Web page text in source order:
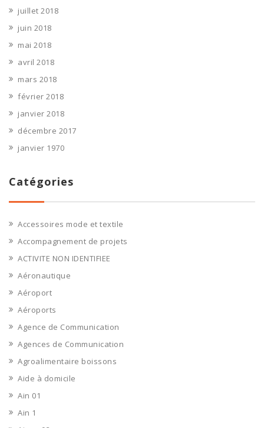
juillet 2018
juin 2018
mai 2018
avril 2018
mars 2018
février 2018
janvier 2018
décembre 2017
janvier 1970
Catégories
Accessoires mode et textile
Accompagnement de projets
ACTIVITE NON IDENTIFIEE
Aéronautique
Aéroport
Aéroports
Agence de Communication
Agences de Communication
Agroalimentaire boissons
Aide à domicile
Ain 01
Ain 1